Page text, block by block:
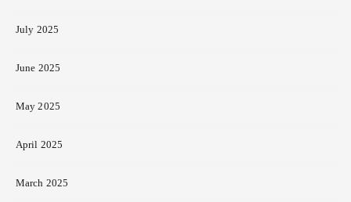
July 2025
June 2025
May 2025
April 2025
March 2025